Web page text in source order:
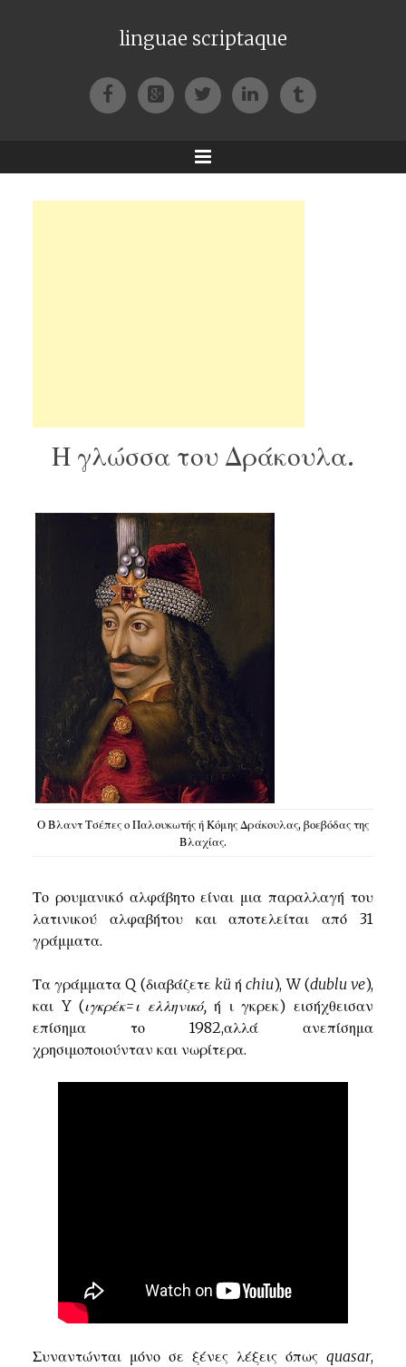
linguae scriptaque
FacebookGoogle+TwitterLinkedIn
Tumblr
Menu
Η γλώσσα του Δράκουλα.
Ο Βλαντ Τσέπες ο Παλουκωτής ή Κόμης Δράκουλας, βοεβόδας της
Βλαχίας.
Το ρουμανικό αλφάβητο είναι μια παραλλαγή του
λατινικού αλφαβήτου και αποτελείται από 31
γράμματα.
Τα γράμματα Q (διαβάζετε küήchiu), W (dublu ve),
και Y (ιγκρέκ=ι ελληνικό,ή ι γκρεκ) εισήχθεισαν
επίσημα το 1982,αλλά ανεπίσημα
χρησιμοποιούνταν και νωρίτερα.
Συναντώνται μόνο σε ξένες λέξεις όπως quasar,